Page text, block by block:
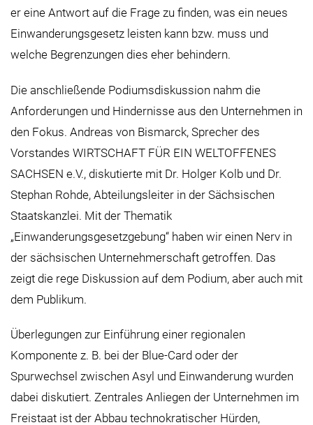
er eine Antwort auf die Frage zu finden, was ein neues
Einwanderungsgesetz leisten kann bzw. muss und
welche Begrenzungen dies eher behindern.
Die anschließende Podiumsdiskussion nahm die
Anforderungen und Hindernisse aus den Unternehmen in
den Fokus. Andreas von Bismarck, Sprecher des
Vorstandes WIRTSCHAFT FÜR EIN WELTOFFENES
SACHSEN e.V., diskutierte mit Dr. Holger Kolb und Dr.
Stephan Rohde, Abteilungsleiter in der Sächsischen
Staatskanzlei. Mit der Thematik
„Einwanderungsgesetzgebung“ haben wir einen Nerv in
der sächsischen Unternehmerschaft getroffen. Das
zeigt die rege Diskussion auf dem Podium, aber auch mit
dem Publikum.
Überlegungen zur Einführung einer regionalen
Komponente z. B. bei der Blue-Card oder der
Spurwechsel zwischen Asyl und Einwanderung wurden
dabei diskutiert. Zentrales Anliegen der Unternehmen im
Freistaat ist der Abbau technokratischer Hürden,